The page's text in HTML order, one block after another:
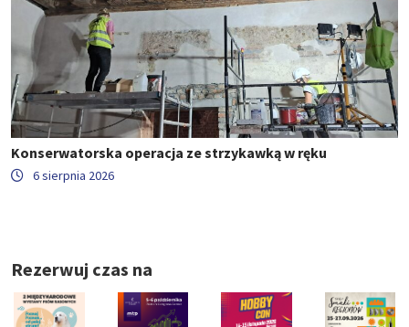
Konserwatorska operacja ze strzykawką w ręku
6 sierpnia 2026
Rezerwuj czas na